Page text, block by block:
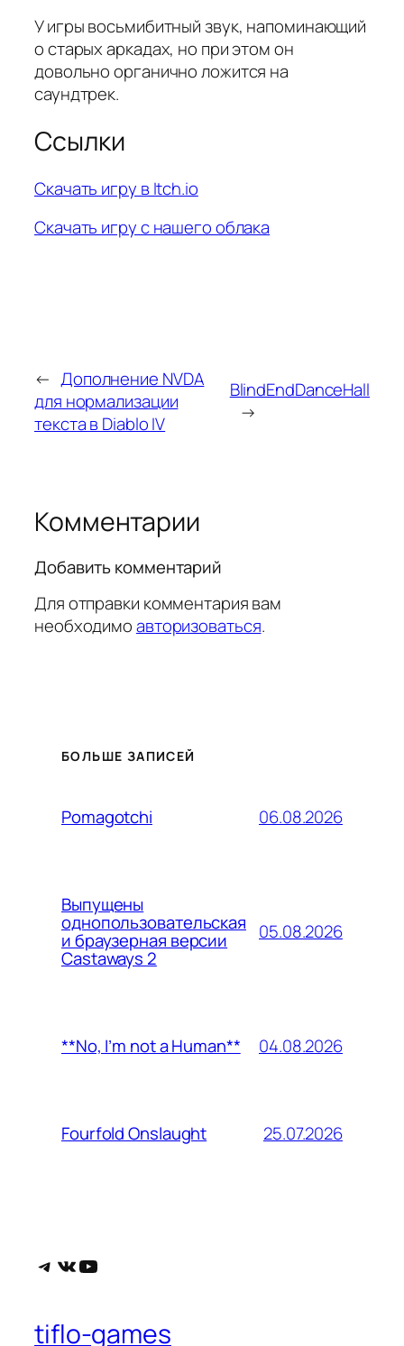
У игры восьмибитный звук, напоминающий
о старых аркадах, но при этом он
довольно органично ложится на
саундтрек.
Ссылки
Скачать игру в Itch.io
Скачать игру с нашего облака
← Дополнение NVDA
для нормализации
текста в Diablo IV
BlindEndDanceHall
→
Комментарии
Добавить комментарий
Для отправки комментария вам
необходимоавторизоваться.
БОЛЬШЕ ЗАПИСЕЙ
Pomagotchi 06.08.2026
Выпущены
однопользовательская
и браузерная версии
Castaways 2
05.08.2026
**No, I’m not a Human** 04.08.2026
Fourfold Onslaught 25.07.2026
Telegram
ВКонтакте
YouTube
tiflo-games